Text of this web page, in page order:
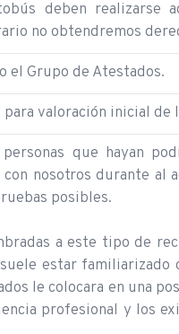
deben realizarse
no obtendremos
el Grupo de Atestados.
valoración inicial de
que hayan
nosotros durante al
posibles.
a este tipo de
estar familiarizado
le colocara en una
profesional y los